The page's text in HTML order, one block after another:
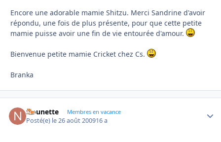
Encore une adorable mamie Shitzu. Merci Sandrine d'avoir
répondu, une fois de plus présente, pour que cette petite
mamie puisse avoir une fin de vie entourée d'amour.
Bienvenue petite mamie Cricket chez Cs.
Branka
Nounette Membres en vacance
Posté(e) le 26 août 200916 a